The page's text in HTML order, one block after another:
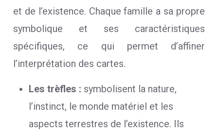
et de l’existence. Chaque famille a sa propre
symbolique et ses caractéristiques
spécifiques, ce qui permet d’affiner
l’interprétation des cartes.
Les trèfles : symbolisent la nature,
l’instinct, le monde matériel et les
aspects terrestres de l’existence. Ils